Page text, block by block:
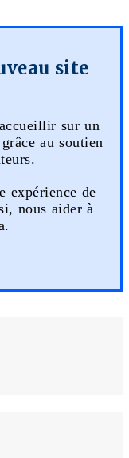
site
sur un
au soutien
expérience de
nous aider à